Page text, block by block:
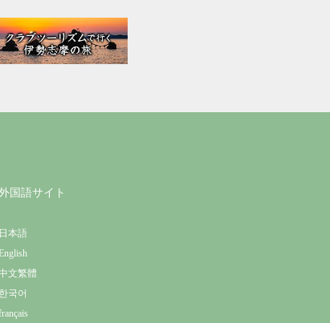
国語サイト
日本語
文繁體
한국어